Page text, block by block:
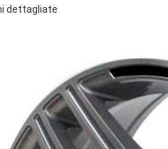
dettagliate